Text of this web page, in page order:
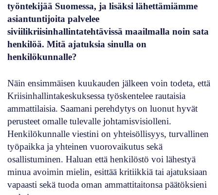
työntekijää Suomessa, ja lisäksi lähettämiämme
asiantuntijoita palvelee
siviilikriisinhallintatehtävissä maailmalla noin sata
henkilöä. Mitä ajatuksia sinulla on
henkilökunnalle?
Näin ensimmäisen kuukauden jälkeen voin todeta, että
Kriisinhallintakeskuksessa työskentelee rautaisia
ammattilaisia. Saamani perehdytys on luonut hyvät
perusteet omalle tulevalle johtamisvisiolleni.
Henkilökunnalle viestini on yhteisöllisyys, turvallinen
työpaikka ja yhteinen vuorovaikutus sekä
osallistuminen. Haluan että henkilöstö voi lähestyä
minua avoimin mielin, esittää kritiikkiä tai ajatuksiaan
vapaasti sekä tuoda oman ammattitaitonsa päätöksieni